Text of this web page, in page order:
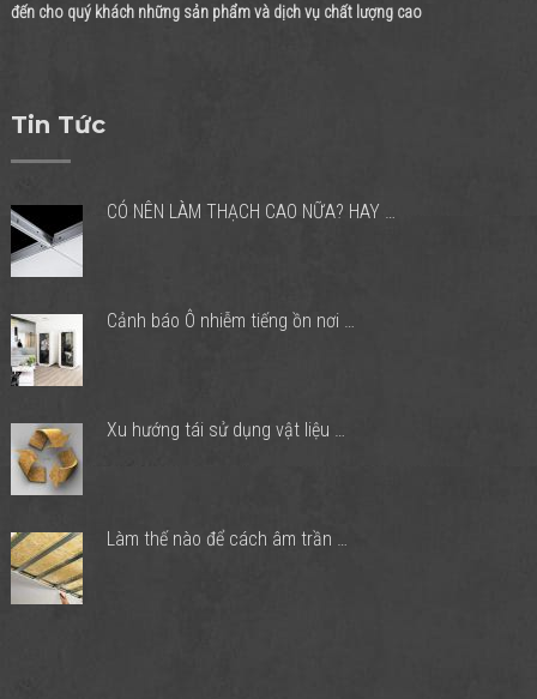
đến cho quý khách những sản phẩm và dịch vụ chất lượng cao
Tin Tức
CÓ NÊN LÀM THẠCH CAO NỮA? HAY …
Cảnh báo Ô nhiễm tiếng ồn nơi …
Xu hướng tái sử dụng vật liệu …
Làm thế nào để cách âm trần …